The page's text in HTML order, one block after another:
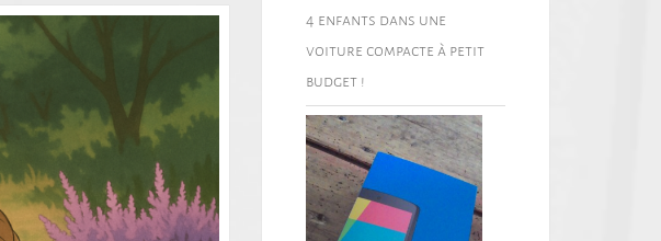
4 enfants dans une
voiture compacte à petit
budget !